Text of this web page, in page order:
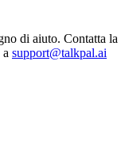
di aiuto. Contatta la
support@talkpal.ai